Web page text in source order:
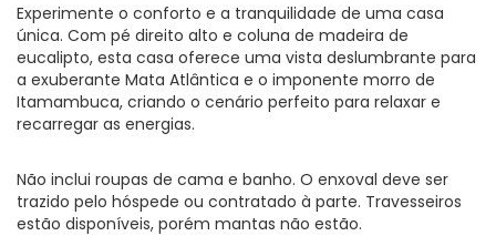
Experimente o conforto e a tranquilidade de uma casa
única. Com pé direito alto e coluna de madeira de
eucalipto, esta casa oferece uma vista deslumbrante para
a exuberante Mata Atlântica e o imponente morro de
Itamambuca, criando o cenário perfeito para relaxar e
recarregar as energias.
Não inclui roupas de cama e banho. O enxoval deve ser
trazido pelo hóspede ou contratado à parte. Travesseiros
estão disponíveis, porém mantas não estão.